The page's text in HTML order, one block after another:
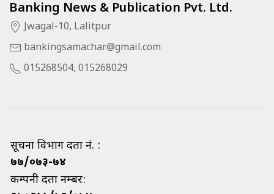
Banking News & Publication Pvt. Ltd.
Jwagal-10, Lalitpur
bankingsamachar@gmail.com
015268504, 015268029
सूचना विभाग दर्ता नं. :
७७/०७३-७४
कम्पनी दर्ता नम्बर: